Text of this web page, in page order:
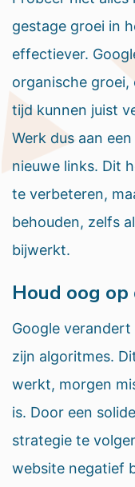
gestage groei in
effectiever.
organische
tijd kunnen juist
Werk dus aan
nieuwe links. Dit
te verbeteren,
behouden, zelfs
bijwerkt.
Houd oog
Google
zijn algoritmes.
werkt, morgen
is. Door een
strategie te
website negatief